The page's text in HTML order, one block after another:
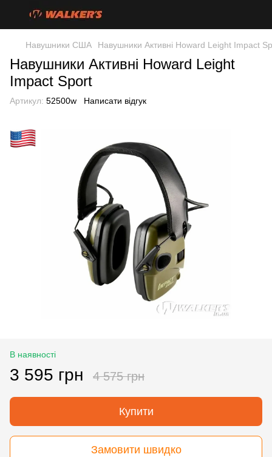
Навушники США Навушники Активні Howard Leight Impact
Навушники Активні Howard Leight
Impact Sport
Артикул: 52500w Написати відгук
В наявності
3 595 грн 4 575 грн
Купити
Замовити швидко